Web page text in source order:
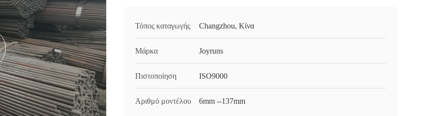
Τόπος καταγωγής Changzhou, Κίνα
Μάρκα Joyruns
Πιστοποίηση ISO9000
Αριθμό μοντέλου 6mm --137mm